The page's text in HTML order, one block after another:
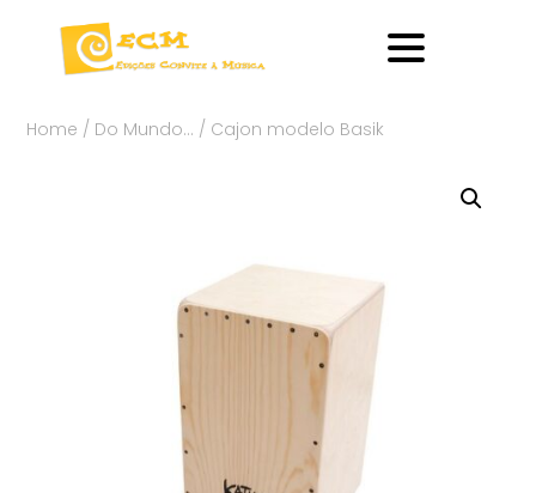
Home / Do Mundo… / Cajon modelo Basik